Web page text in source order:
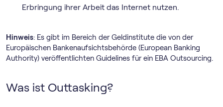
Erbringung ihrer Arbeit das Internet nutzen.
Hinweis: Es gibt im Bereich der Geldinstitute die von der
Europäischen Bankenaufsichtsbehörde (European Banking
Authority) veröffentlichten Guidelines für ein EBA Outsourcing.
Was ist Outtasking?